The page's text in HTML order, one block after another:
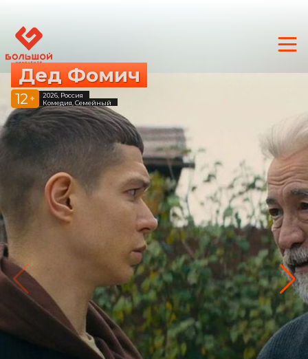
Дед Фомич
12 +
2026, Россия
Комедия, Семейный